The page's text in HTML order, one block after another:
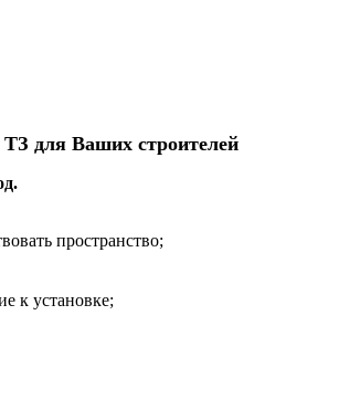
для Ваших строителей
пространство;
к установке;